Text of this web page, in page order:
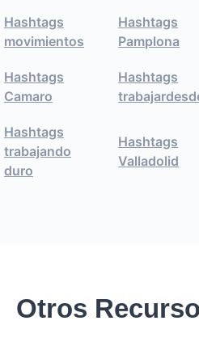
Hashtags
movimientos
Hashtags
Pamplona
Hashtags
Camaro
Hashtags
Hashtags
trabajando
duro
Hashtags
Valladolid
Otros